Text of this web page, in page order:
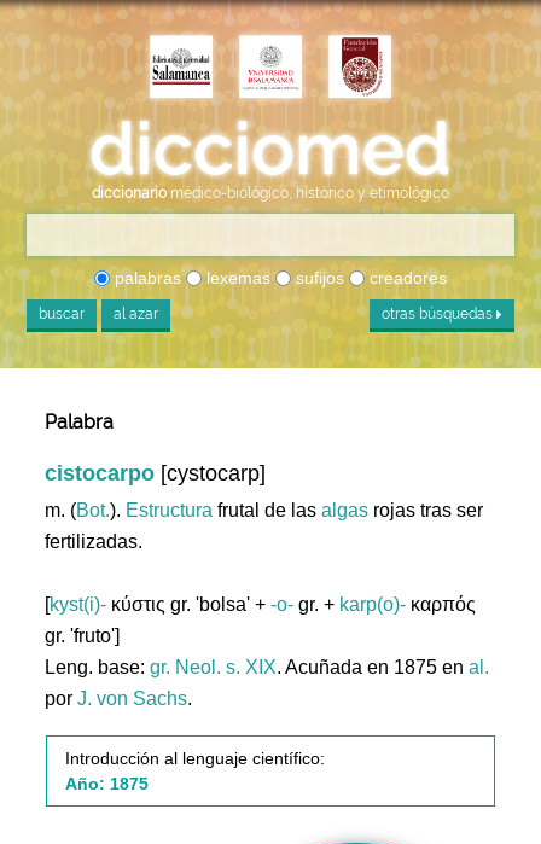
diccionario médico-biológico, histórico y etimológico
palabras lexemas sufijos creadores
buscar al azar otras búsquedas
Palabra
cistocarpo [cystocarp]
m. (Bot.). Estructura frutal de lasalgas rojas tras ser
fertilizadas.
[kyst(i)- κύστις gr. 'bolsa' +-o- gr. + karp(o)- καρπός
gr. 'fruto']
Leng. base:gr. Neol. s. XIX. Acuñada en 1875 enal.
porJ. von Sachs.
Introducción al lenguaje científico:
Año: 1875